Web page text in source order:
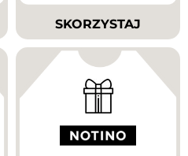
SKORZYSTAJ